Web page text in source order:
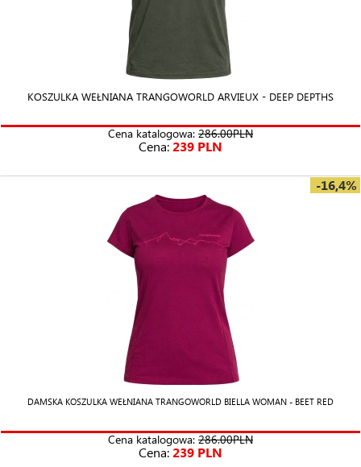
KOSZULKA WEŁNIANA TRANGOWORLD ARVIEUX - DEEP DEPTHS
Cena katalogowa: 286.00PLN
Cena:239 PLN
-16,4%
DAMSKA KOSZULKA WEŁNIANA TRANGOWORLD BIELLA WOMAN - BEET RED
Cena katalogowa: 286.00PLN
Cena:239 PLN